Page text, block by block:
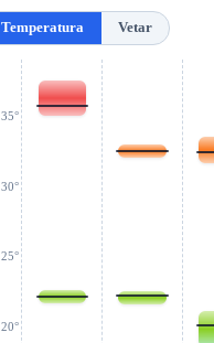
Temperatura Vetar
20°
25°
30°
35°